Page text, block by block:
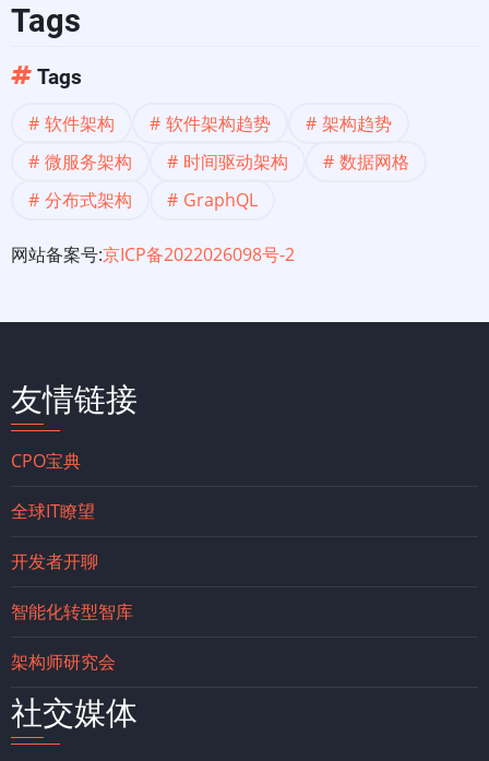
Tags
Tags
软件架构 软件架构趋势
架构趋势
微服务架构
时间驱动架构
数据网格
分布式架构
GraphQL
网站备案号:京ICP备2022026098号-2
友情链接
CPO宝典
全球IT瞭望
开发者开聊
智能化转型智库
架构师研究会
社交媒体